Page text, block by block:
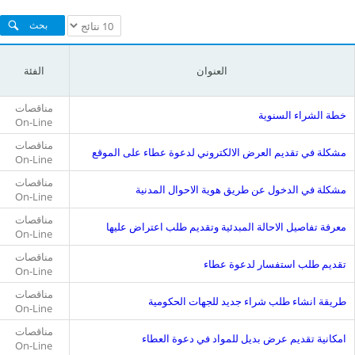
list
العنوان الفئة
خطة الشراء السنوية
مناقصات
On-Line
مشكلة في تقديم العرض الالكتروني لدعوة عطاء على الموقع
مناقصات
On-Line
مشكلة في الدخول عن طريق هوية الاحوال المدنية
مناقصات
On-Line
معرفة تفاصيل الاحالة المبدئية وتقديم طلب اعتراض عليها
مناقصات
On-Line
تقديم طلب استفسار لدعوة عطاء
مناقصات
On-Line
طريقة انشاء طلب شراء جديد للجهات الحكومية
مناقصات
On-Line
امكانية تقديم عرض بديل للمواد في دعوة العطاء
مناقصات
On-Line